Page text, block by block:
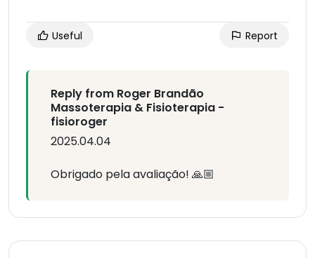
Useful Report
Reply from Roger Brandão
Massoterapia & Fisioterapia -
fisioroger
2025.04.04
Obrigado pela avaliação! 🙏🏼